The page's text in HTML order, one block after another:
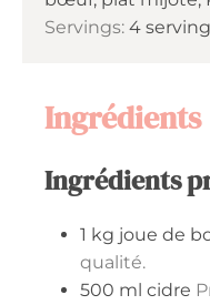
Servings: 4
Ingrédients
Ingrédients
1 kg joue de
qualité.
500 ml cidre